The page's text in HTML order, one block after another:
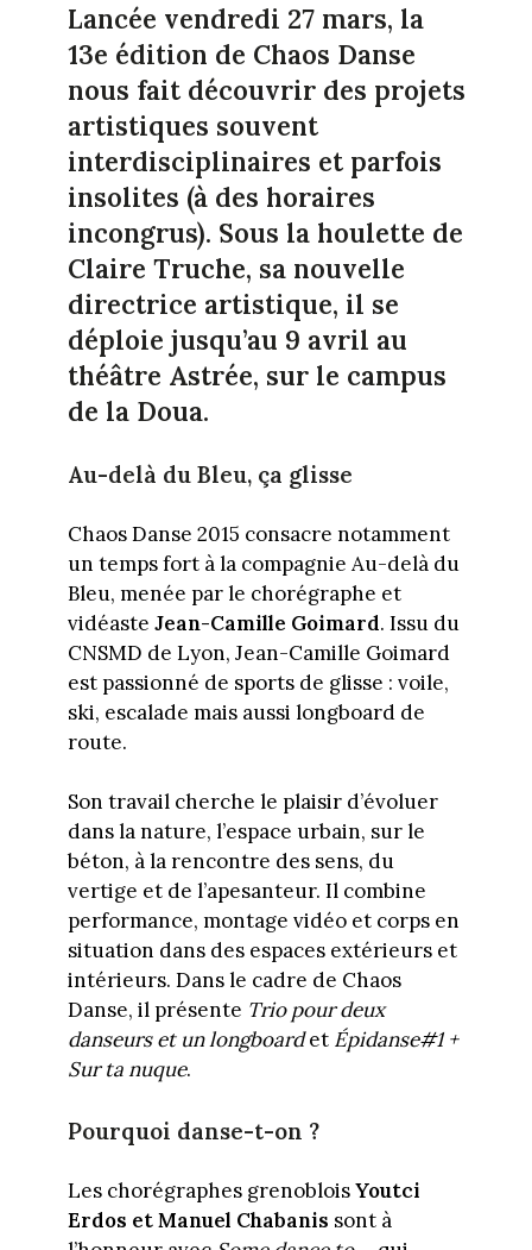
Lancée vendredi 27 mars, la
13e édition de Chaos Danse
nous fait découvrir des projets
artistiques souvent
interdisciplinaires et parfois
insolites (à des horaires
incongrus). Sous la houlette de
Claire Truche, sa nouvelle
directrice artistique, il se
déploie jusqu’au 9 avril au
théâtre Astrée, sur le campus
de la Doua.
Au-delà du Bleu, ça glisse
Chaos Danse 2015 consacre notamment
un temps fort à la compagnie Au-delà du
Bleu, menée par le chorégraphe et
vidéaste Jean-Camille Goimard. Issu du
CNSMD de Lyon, Jean-Camille Goimard
est passionné de sports de glisse : voile,
ski, escalade mais aussi longboard de
route.
Son travail cherche le plaisir d’évoluer
dans la nature, l’espace urbain, sur le
béton, à la rencontre des sens, du
vertige et de l’apesanteur. Il combine
performance, montage vidéo et corps en
situation dans des espaces extérieurs et
intérieurs. Dans le cadre de Chaos
Danse, il présente Trio pour deux
danseurs et un longboardet Épidanse#1 +
Sur ta nuque.
Pourquoi danse-t-on ?
Les chorégraphes grenobloisYoutci
Erdos et Manuel Chabanis sont à